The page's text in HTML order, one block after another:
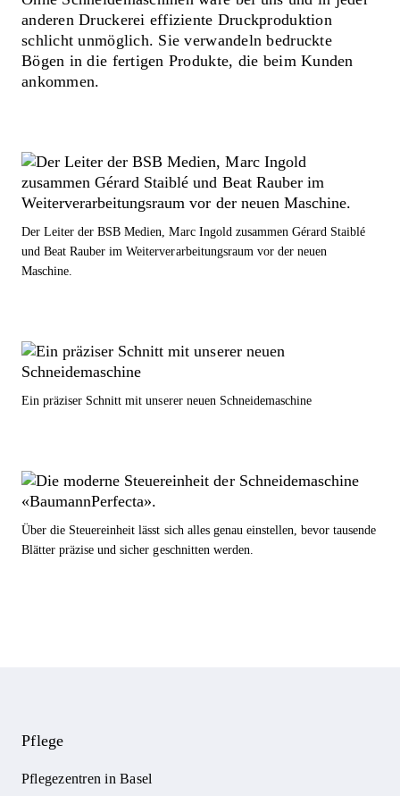
anderen Druckerei effiziente Druckproduktion
schlicht unmöglich. Sie verwandeln bedruckte
Bögen in die fertigen Produkte, die beim Kunden
ankommen.
Der Leiter der BSB Medien, Marc Ingold zusammen Gérard Staiblé
und Beat Rauber im Weiterverarbeitungsraum vor der neuen
Maschine.
Ein präziser Schnitt mit unserer neuen Schneidemaschine
Über die Steuereinheit lässt sich alles genau einstellen, bevor tausende
Blätter präzise und sicher geschnitten werden.
Pflege
Pflegezentren in Basel